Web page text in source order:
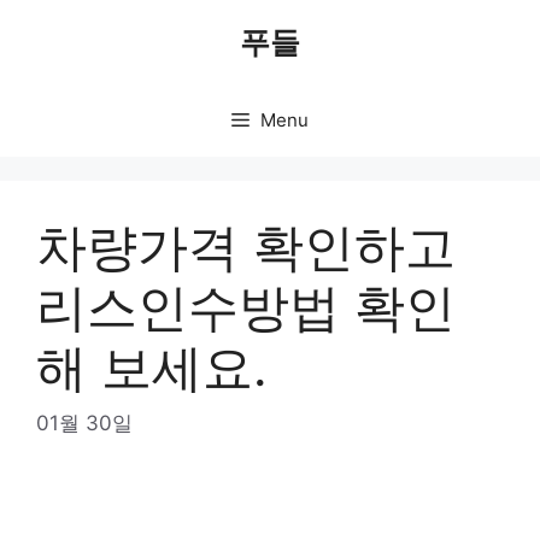
푸들
Menu
차량가격 확인하고
리스인수방법 확인
해 보세요.
01월 30일